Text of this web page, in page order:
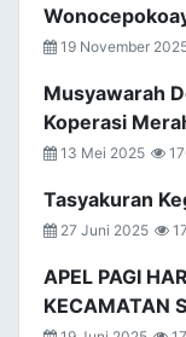
19 November
Musyawarah
Koperasi
13 Mei 2025
Tasyakuran
27 Juni 2025
APEL PAGI
KECAMATAN